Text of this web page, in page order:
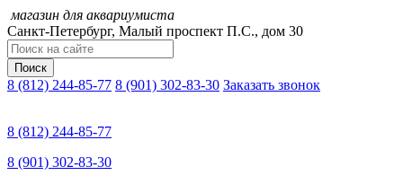
магазин для аквариумиста
Санкт-Петербург, Малый проспект П.C., дом 30
Поиск
8 (812) 244-85-77 8 (901) 302-83-30 Заказать звонок
8 (812) 244-85-77
8 (901) 302-83-30